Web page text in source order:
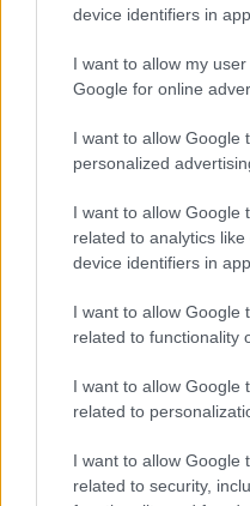
device identifiers in
I want to allow my
Google for online
I want to allow Google
personalized
I want to allow Google
related to analytics
device identifiers in
I want to allow Google
related to functionality
I want to allow Google
related to
I want to allow Google
related to security,
Szente Vajk a gálán
A szakmaiság háttérbe
annyira a szakmai
sokkal inkább a
beszélgetések szinte
mandátumot, hogy a
szólni, és ennek a
minden olyan fórum,
problémák mindig is
Magyar Teátrumi
erőszakosabb
hozta létre, hogy maga
kérdésessé. Ugyanis
voltatok, most mi
mit kezdeni, ahogy